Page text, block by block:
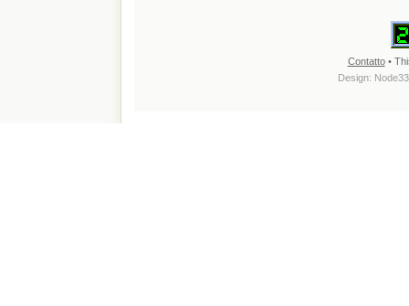
Contatto•
Design: Node33